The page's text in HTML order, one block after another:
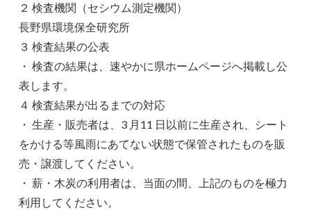
２ 検査機関（セシウム測定機関）
長野県環境保全研究所
３ 検査結果の公表
・ 検査の結果は、速やかに県ホームページへ掲載し公
表します。
４ 検査結果が出るまでの対応
・ 生産・販売者は、3 月11 日以前に生産され、シート
をかける等風雨にあてない状態で保管されたものを販
売・譲渡してください。
・ 薪・木炭の利用者は、当面の間、上記のものを極力
利用してください。